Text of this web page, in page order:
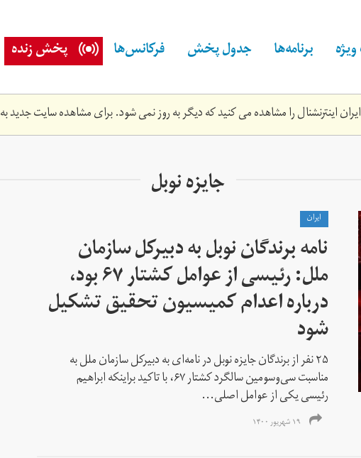
برنامه‌ها جدول پخش فرکانس‌ها پخش زنده
اینترنشنال را مشاهده می کنید که دیگر به روز نمی شود. برای مشاهده سایت جدید به
جایزه نوبل
ايران
نامه برندگان نوبل به دبیرکل سازمان
ملل: رئیسی از عوامل کشتار ۶۷ بود،
درباره اعدام کمیسیون تحقیق تشکیل
شود
۲۵ نفر از برندگان جایزه نوبل در نامه‌ای به دبیرکل سازمان ملل به
مناسبت سی‌وسومین سالگرد کشتار ۶۷، با تاکید براینکه ابراهیم
رئیسی یکی از عوامل اصلی...
۱۹ شهریور ۱۴۰۰